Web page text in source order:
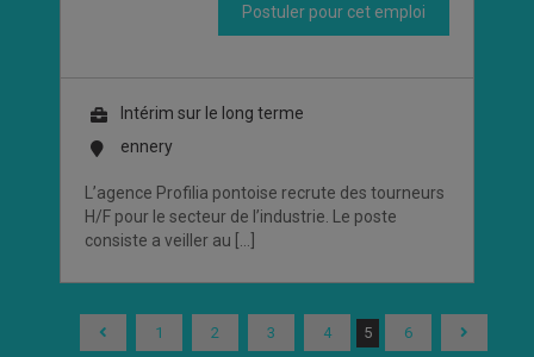
Postuler pour cet emploi
Intérim sur le long terme
ennery
L’agence Profilia pontoise recrute des tourneurs
H/F pour le secteur de l’industrie. Le poste
consiste a veiller au […]
1 2 3 4 5 6